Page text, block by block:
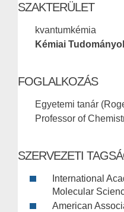
SZAKTERÜLET
kvantumkémia
Kémiai
FOGLALKOZÁS
Egyetemi tanár
Professor of
SZERVEZETI
International
Molecular
American